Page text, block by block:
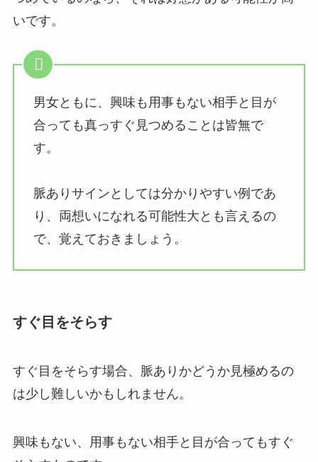
いです。
男女ともに、興味も用事もない相手と目が
合っても真っすぐ見つめることは皆無で
す。
脈ありサインとしては分かりやすい例であ
り、両想いになれる可能性大とも言えるの
で、覚えておきましょう。
すぐ目をそらす
すぐ目をそらす場合、脈ありかどうか見極めるの
は少し難しいかもしれません。
興味もない、用事もない相手と目が合ってもすぐ